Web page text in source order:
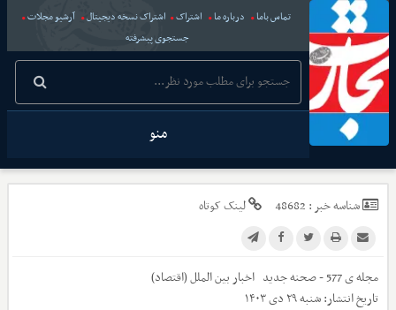
تماس باما درباره ما اشتراک اشتراک نسخه دیجیتال
آرشیو مجلات
جستجوی پیشرفته
منو
شناسه خبر : 48682 لینک کوتاه
مجله ی 577 - صحنه جدید اخباربین الملل (اقتصاد)
تاریخ انتشار:شنبه ۲۹ دی ۱۴۰۳